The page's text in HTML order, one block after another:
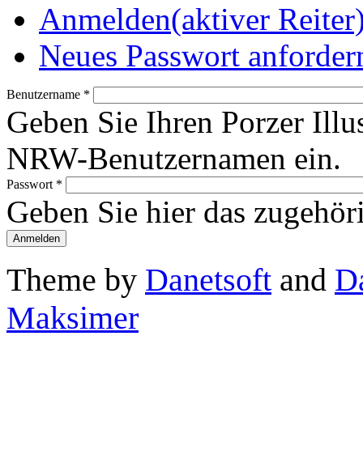
Anmelden(aktiver
Neues Passwort
Benutzername *
Geben Sie Ihren Porzer
NRW-Benutzernamen ein.
Passwort *
Geben Sie hier das
Theme by Danetsoft and
Maksimer